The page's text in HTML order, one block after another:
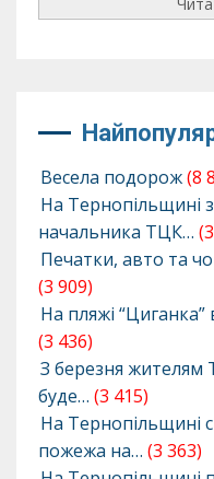
Весела подорож(8
На Тернопільщині
начальника ТЦК…
Печатки, авто та
(3 909)
На пляжі
(3 436)
З березня
буде… (3 415)
На Тернопільщині
пожежа на… (3 363)